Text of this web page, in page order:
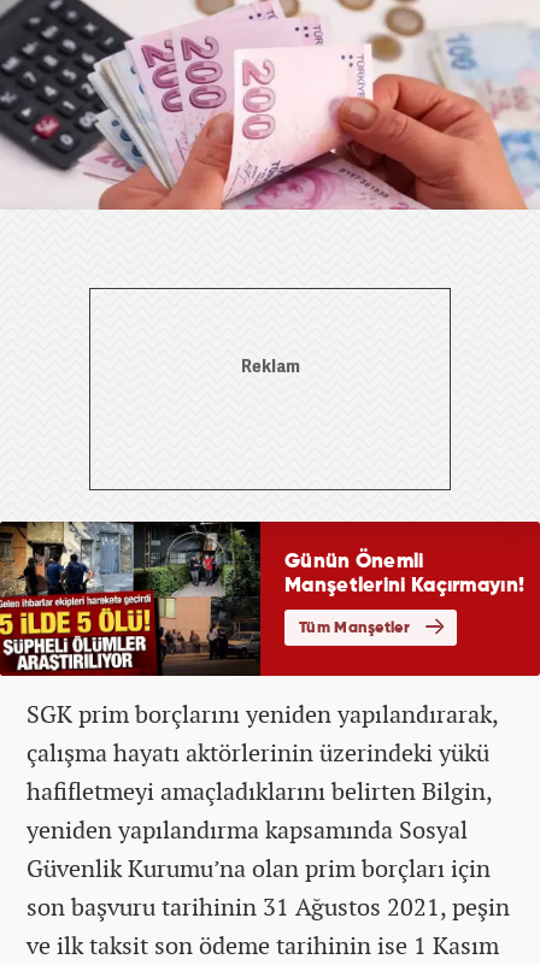
SGK prim borçlarını yeniden yapılandırarak,
çalışma hayatı aktörlerinin üzerindeki yükü
hafifletmeyi amaçladıklarını belirten Bilgin,
yeniden yapılandırma kapsamında Sosyal
Güvenlik Kurumu’na olan prim borçları için
son başvuru tarihinin 31 Ağustos 2021, peşin
ve ilk taksit son ödeme tarihinin ise 1 Kasım